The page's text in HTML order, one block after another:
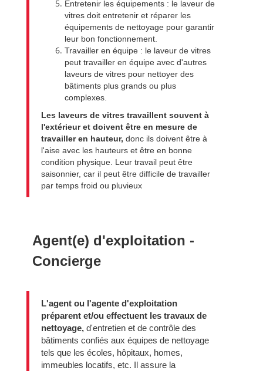
Entretenir les équipements : le laveur de
vitres doit entretenir et réparer les
équipements de nettoyage pour garantir
leur bon fonctionnement.
Travailler en équipe : le laveur de vitres
peut travailler en équipe avec d'autres
laveurs de vitres pour nettoyer des
bâtiments plus grands ou plus
complexes.
Les laveurs de vitres travaillent souvent à
l'extérieur et doivent être en mesure de
travailler en hauteur, donc ils doivent être à
l'aise avec les hauteurs et être en bonne
condition physique. Leur travail peut être
saisonnier, car il peut être difficile de travailler
par temps froid ou pluvieux
Agent(e) d'exploitation -
Concierge
L'agent ou l'agente d'exploitation
préparent et/ou effectuent les travaux de
nettoyage, d'entretien et de contrôle des
bâtiments confiés aux équipes de nettoyage
tels que les écoles, hôpitaux, homes,
immeubles locatifs, etc. Il assure la